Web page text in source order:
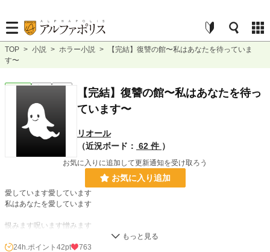
TOP > 小説 > ホラー小説 >
【完結】復讐の館〜私はあなたを待っていま
す〜
ホラー 完結 長編
【完結】復讐の館〜私はあなたを待っ
ています〜
リオール
（近況ボード： 62 件 ）
お気に入りに追加して更新通知を受け取ろう
お気に入り追加
愛しています愛しています
私はあなたを愛しています
恨みます呪います憎みます
私は24h.ポイント 42pt
763